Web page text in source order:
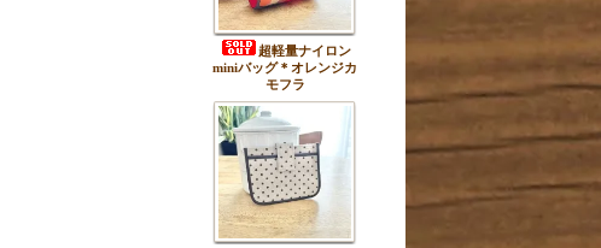
超軽量ナイロン
miniバッグ＊オレンジカ
モフラ